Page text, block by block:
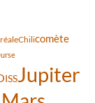
Chilicomète
ISSJupiter